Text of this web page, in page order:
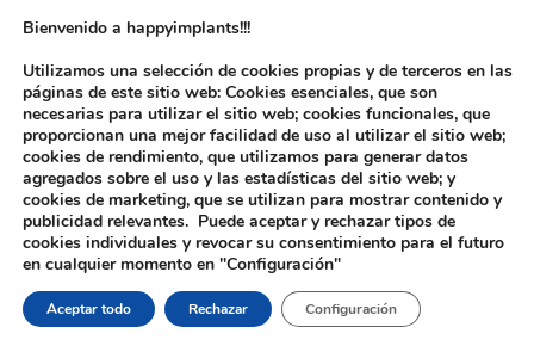
Inicio/ Productos etiquetados “253”
Bienvenido a happyimplants!!!
Utilizamos una selección de cookies propias y de terceros en las
páginas de este sitio web: Cookies esenciales, que son
necesarias para utilizar el sitio web; cookies funcionales, que
proporcionan una mejor facilidad de uso al utilizar el sitio web;
cookies de rendimiento, que utilizamos para generar datos
agregados sobre el uso y las estadísticas del sitio web; y
cookies de marketing, que se utilizan para mostrar contenido y
publicidad relevantes. Puede aceptar y rechazar tipos de
cookies individuales y revocar su consentimiento para el futuro
en cualquier momento en "Configuración"
Aceptar todo Rechazar Configuración